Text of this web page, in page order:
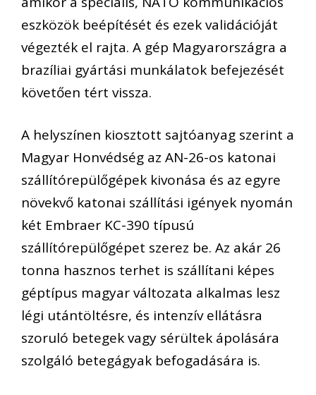
eszközök beépítését és ezek validációját
végezték el rajta. A gép Magyarországra a
brazíliai gyártási munkálatok befejezését
követően tért vissza.
A helyszínen kiosztott sajtóanyag szerint a
Magyar Honvédség az AN-26-os katonai
szállítórepülőgépek kivonása és az egyre
növekvő katonai szállítási igények nyomán
két Embraer KC-390 típusú
szállítórepülőgépet szerez be. Az akár 26
tonna hasznos terhet is szállítani képes
géptípus magyar változata alkalmas lesz
légi utántöltésre, és intenzív ellátásra
szoruló betegek vagy sérültek ápolására
szolgáló betegágyak befogadására is.